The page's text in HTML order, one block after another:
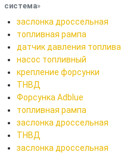
система»
заслонка дроссельная
топливная рампа
датчик давления топлива
насос топливный
крепление форсунки
ТНВД
Форсунка Adblue
топливная рампа
заслонка дроссельная
ТНВД
заслонка дроссельная